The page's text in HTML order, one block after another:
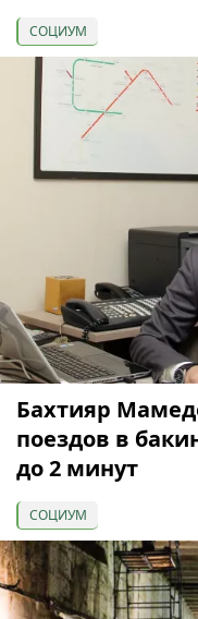
СОЦИУМ
Бахтияр
поездов в
до 2 минут
СОЦИУМ